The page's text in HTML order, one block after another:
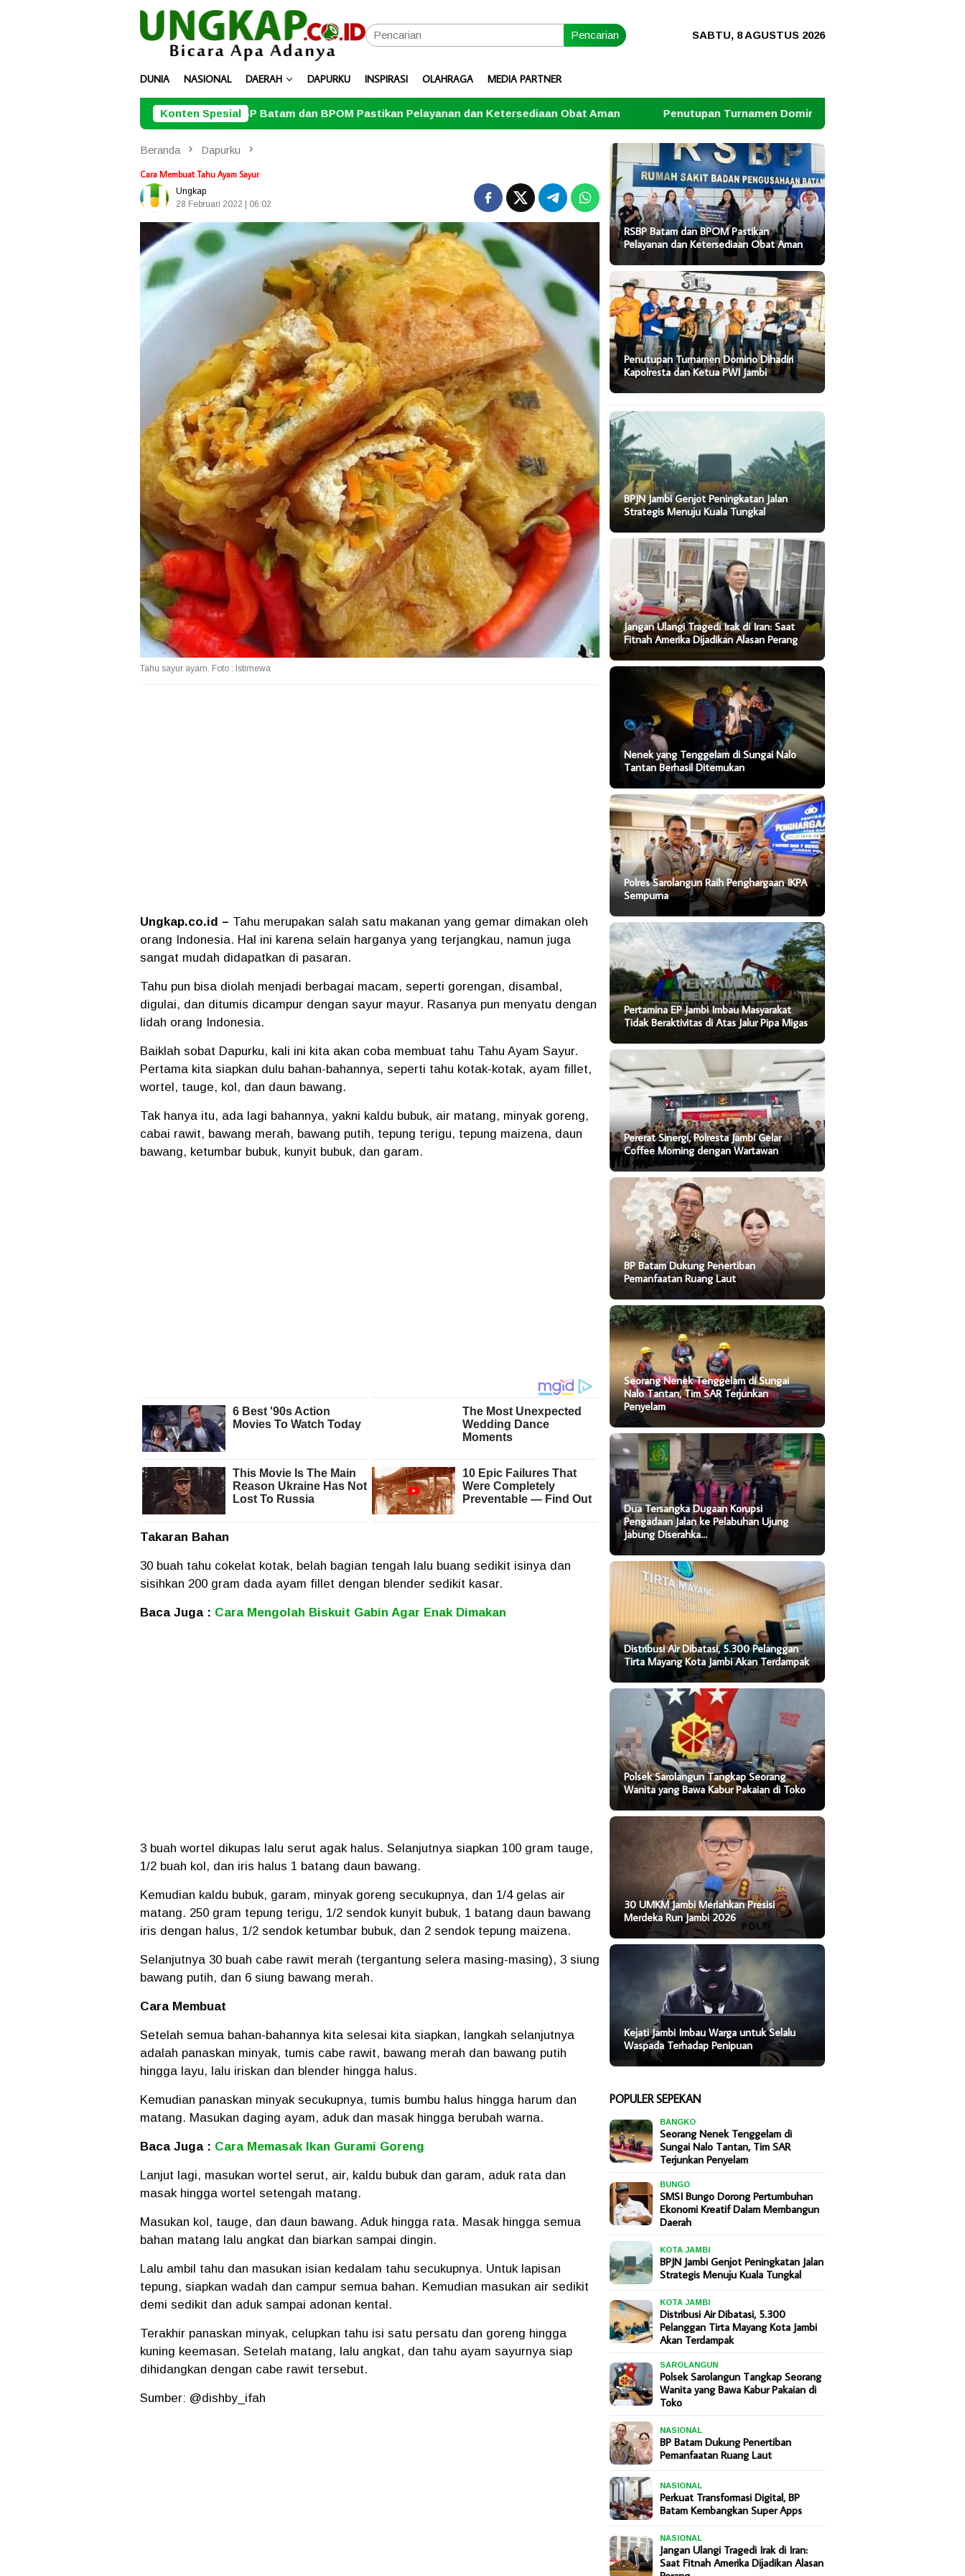
Pencarian SABTU, 8 AGUSTUS 2026
DUNIA NASIONAL DAERAH DAPURKU INSPIRASI OLAHRAGA MEDIA PARTNER
Konten Spesial
RSBP Batam dan BPOM Pastikan Pelayanan dan Ketersediaan Obat Aman Penutupan Turnamen Domino Dihadiri Kapolresta dan Ketua PWI Jambi
Beranda Dapurku
Cara Membuat Tahu Ayam Sayur
Ungkap
28 Februari 2022 | 06:02
Tahu sayur ayam. Foto : Istimewa
Ungkap.co.id – Tahu merupakan salah satu makanan yang gemar dimakan oleh
orang Indonesia. Hal ini karena selain harganya yang terjangkau, namun juga
sangat mudah didapatkan di pasaran.
Tahu pun bisa diolah menjadi berbagai macam, seperti gorengan, disambal,
digulai, dan ditumis dicampur dengan sayur mayur. Rasanya pun menyatu dengan
lidah orang Indonesia.
Baiklah sobat Dapurku, kali ini kita akan coba membuat tahu Tahu Ayam Sayur.
Pertama kita siapkan dulu bahan-bahannya, seperti tahu kotak-kotak, ayam fillet,
wortel, tauge, kol, dan daun bawang.
Tak hanya itu, ada lagi bahannya, yakni kaldu bubuk, air matang, minyak goreng,
cabai rawit, bawang merah, bawang putih, tepung terigu, tepung maizena, daun
bawang, ketumbar bubuk, kunyit bubuk, dan garam.
Takaran Bahan
30 buah tahu cokelat kotak, belah bagian tengah lalu buang sedikit isinya dan
sisihkan 200 gram dada ayam fillet dengan blender sedikit kasar.
Baca Juga : Cara Mengolah Biskuit Gabin Agar Enak Dimakan
3 buah wortel dikupas lalu serut agak halus. Selanjutnya siapkan 100 gram tauge,
1/2 buah kol, dan iris halus 1 batang daun bawang.
Kemudian kaldu bubuk, garam, minyak goreng secukupnya, dan 1/4 gelas air
matang. 250 gram tepung terigu, 1/2 sendok kunyit bubuk, 1 batang daun bawang
iris dengan halus, 1/2 sendok ketumbar bubuk, dan 2 sendok tepung maizena.
Selanjutnya 30 buah cabe rawit merah (tergantung selera masing-masing), 3 siung
bawang putih, dan 6 siung bawang merah.
Cara Membuat
Setelah semua bahan-bahannya kita selesai kita siapkan, langkah selanjutnya
adalah panaskan minyak, tumis cabe rawit, bawang merah dan bawang putih
hingga layu, lalu iriskan dan blender hingga halus.
Kemudian panaskan minyak secukupnya, tumis bumbu halus hingga harum dan
matang. Masukan daging ayam, aduk dan masak hingga berubah warna.
Baca Juga : Cara Memasak Ikan Gurami Goreng
Lanjut lagi, masukan wortel serut, air, kaldu bubuk dan garam, aduk rata dan
masak hingga wortel setengah matang.
Masukan kol, tauge, dan daun bawang. Aduk hingga rata. Masak hingga semua
bahan matang lalu angkat dan biarkan sampai dingin.
Lalu ambil tahu dan masukan isian kedalam tahu secukupnya. Untuk lapisan
tepung, siapkan wadah dan campur semua bahan. Kemudian masukan air sedikit
demi sedikit dan aduk sampai adonan kental.
Terakhir panaskan minyak, celupkan tahu isi satu persatu dan goreng hingga
kuning keemasan. Setelah matang, lalu angkat, dan tahu ayam sayurnya siap
dihidangkan dengan cabe rawit tersebut.
Sumber: @dishby_ifah
RSBP Batam dan BPOM Pastikan
Pelayanan dan Ketersediaan Obat Aman
Penutupan Turnamen Domino Dihadiri
Kapolresta dan Ketua PWI Jambi
BPJN Jambi Genjot Peningkatan Jalan
Strategis Menuju Kuala Tungkal
Jangan Ulangi Tragedi Irak di Iran: Saat
Fitnah Amerika Dijadikan Alasan Perang
Nenek yang Tenggelam di Sungai Nalo
Tantan Berhasil Ditemukan
Polres Sarolangun Raih Penghargaan IKPA
Sempurna
Pertamina EP Jambi Imbau Masyarakat
Tidak Beraktivitas di Atas Jalur Pipa Migas
Pererat Sinergi, Polresta Jambi Gelar
Coffee Morning dengan Wartawan
BP Batam Dukung Penertiban
Pemanfaatan Ruang Laut
Seorang Nenek Tenggelam di Sungai
Nalo Tantan, Tim SAR Terjunkan
Penyelam
Dua Tersangka Dugaan Korupsi
Pengadaan Jalan ke Pelabuhan Ujung
Jabung Diserahka…
Distribusi Air Dibatasi, 5.300 Pelanggan
Tirta Mayang Kota Jambi Akan Terdampak
Polsek Sarolangun Tangkap Seorang
Wanita yang Bawa Kabur Pakaian di Toko
30 UMKM Jambi Meriahkan Presisi
Merdeka Run Jambi 2026
Kejati Jambi Imbau Warga untuk Selalu
Waspada Terhadap Penipuan
POPULER SEPEKAN
BANGKO
Seorang Nenek Tenggelam di
Sungai Nalo Tantan, Tim SAR
Terjunkan Penyelam
BUNGO
SMSI Bungo Dorong Pertumbuhan
Ekonomi Kreatif Dalam Membangun
Daerah
KOTA JAMBI
BPJN Jambi Genjot Peningkatan Jalan
Strategis Menuju Kuala Tungkal
KOTA JAMBI
Distribusi Air Dibatasi, 5.300
Pelanggan Tirta Mayang Kota Jambi
Akan Terdampak
SAROLANGUN
Polsek Sarolangun Tangkap Seorang
Wanita yang Bawa Kabur Pakaian di
Toko
NASIONAL
BP Batam Dukung Penertiban
Pemanfaatan Ruang Laut
NASIONAL
Perkuat Transformasi Digital, BP
Batam Kembangkan Super Apps
NASIONAL
Jangan Ulangi Tragedi Irak di Iran:
Saat Fitnah Amerika Dijadikan Alasan